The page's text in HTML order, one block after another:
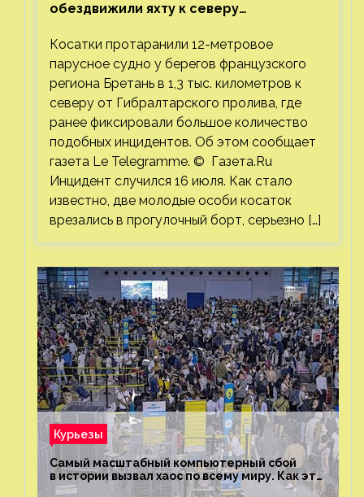
обездвижили яхту к северу
Косатки протаранили 12-метровое
парусное судно у берегов французского
региона Бретань в 1,3 тыс. километров к
северу от Гибралтарского пролива, где
ранее фиксировали большое количество
подобных инцидентов. Об этом сообщает
газета Le Telegramme. © Газета.Ru
Инцидент случился 16 июля. Как стало
известно, две молодые особи косаток
врезались в прогулочный борт, серьезно […]
Курьезы
Самый масштабный компьютерный сбой
в истории вызвал хаос по всему миру. Как это
было?